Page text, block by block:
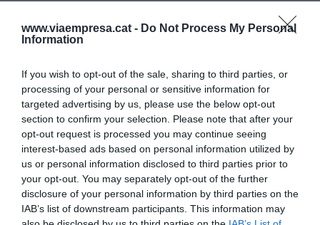
www.viaempresa.cat - Do Not Process My Personal
Information
If you wish to opt-out of the sale, sharing to third parties, or
processing of your personal or sensitive information for
targeted advertising by us, please use the below opt-out
section to confirm your selection. Please note that after your
opt-out request is processed you may continue seeing
interest-based ads based on personal information utilized by
us or personal information disclosed to third parties prior to
your opt-out. You may separately opt-out of the further
disclosure of your personal information by third parties on the
IAB’s list of downstream participants. This information may
Així mateix,ABN AMRO Bank N.V.exercirà el
D'altra banda,Alantraha actuat com a assessor
financer de l'operació, mentre queGarrigues
assessorat legalment la companyia
AfegirVIA Empresacom a font preferida de
Google de forma gratuïta
Estigues informat amb les últimes notícies d'actualitat
ACTIVAR ARA